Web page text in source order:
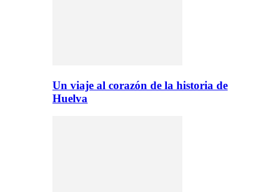
Un viaje al corazón de la historia de
Huelva